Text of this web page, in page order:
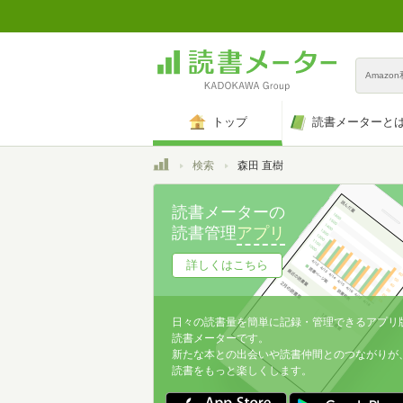
Amazon
トップ 読書メーターと
トップ検索 森田 直樹
読書メーターの
読書管理アプリ
詳しくはこちら
日々の読書量を簡単に記録・管理できるアプリ
読書メーターです。
新たな本との出会いや読書仲間とのつながりが
読書をもっと楽しくします。